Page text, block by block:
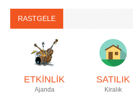
RASTGELE
ETKİNLİK
Ajanda
SATILIK
Kiralık